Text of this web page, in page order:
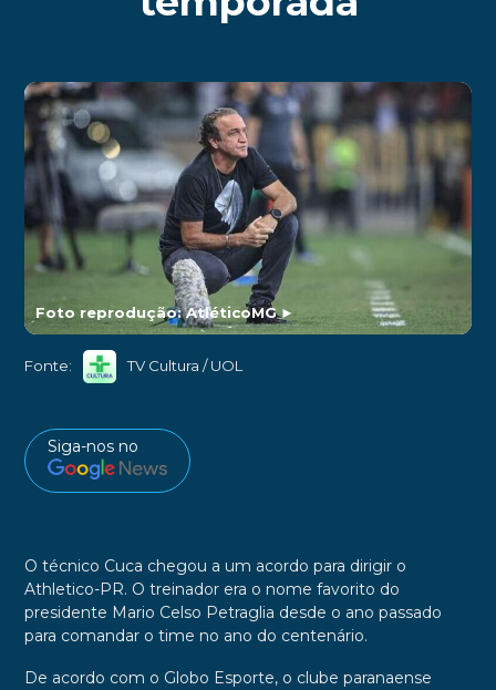
Foto reprodução: AtléticoMG►
Fonte: TV Cultura / UOL
Siga-nos no
O técnico Cuca chegou a um acordo para dirigir o
Athletico-PR. O treinador era o nome favorito do
presidente Mario Celso Petraglia desde o ano passado
para comandar o time no ano do centenário.
De acordo com o Globo Esporte, o clube paranaense